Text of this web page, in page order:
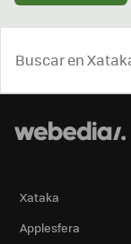
Xataka
Applesfera